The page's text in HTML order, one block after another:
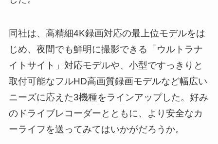
同社は、高精細4K録画対応の最上位モデルをは
じめ、夜間でも鮮明に撮影できる「ウルトラナ
イトサイト」対応モデルや、小型ですっきりと
取付可能なフルHD高画質録画モデルなど幅広い
ニーズに応えた3機種をラインアップした。好み
のドライブレコーダーとともに、より安全なカ
ーライフを送ってみてはいかがだろうか。